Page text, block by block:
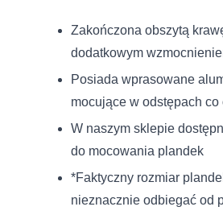
Zakończona obszytą
dodatkowym
Posiada wprasowane
mocujące w odstępach co
W naszym sklepie
do mocowania plandek
*Faktyczny rozmiar
nieznacznie odbiegać od